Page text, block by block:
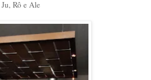
Ju, Rô e Ale